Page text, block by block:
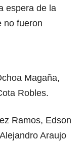
espera de la
no fueron
Magaña,
Robles.
Ramos, Edson
Araujo